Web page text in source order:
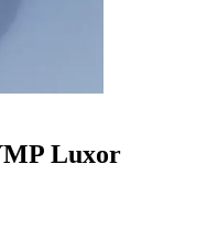
Luxor